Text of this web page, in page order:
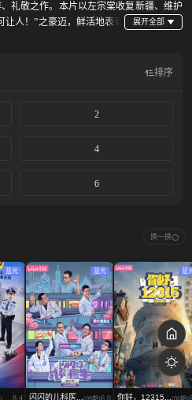
礼敬之作。本片以左宗棠收复新疆、维护
人！”之豪迈，鲜活地表现
千秋的历史功勋。
排序
2
4
6
换一换
蓝光
8.4
蓝光
闪闪的儿科医... 6.0
蓝
你好，12315...